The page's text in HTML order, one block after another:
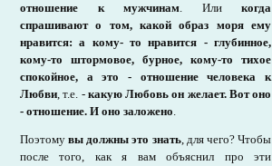
отношение к мужчинам. Или когда
спрашивают о том, какой образ моря ему
нравится: а кому- то нравится - глубинное,
кому-то штормовое, бурное, кому-то тихое
спокойное, а это - отношение человека к
Любви, т.е. - какую Любовь он желает. Вот оно
- отношение. И оно заложено.
Поэтомувы должны это знать, для чего? Чтобы
после того, как я вам объяснил про эти